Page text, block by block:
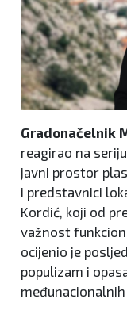
Gradonačelnik
reagirao na
javni prostor
i predstavnici
Kordić, koji od
važnost
ocijenio je
populizam i